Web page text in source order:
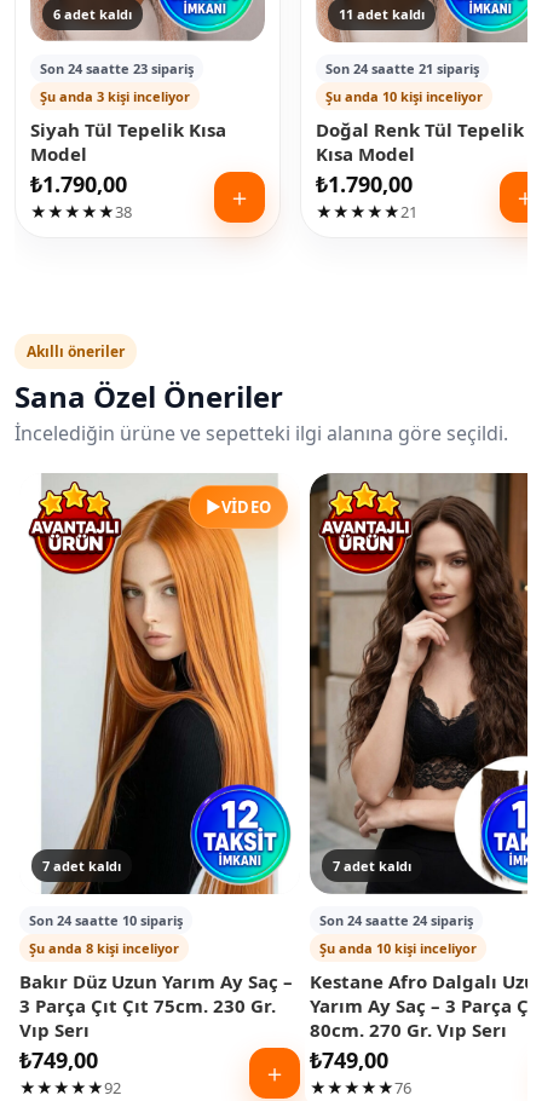
6 adet kaldı
Son 24 saatte 23 sipariş
Şu anda 3 kişi inceliyor
Siyah Tül Tepelik Kısa
Model
₺1.790,00
★★★★★38 ＋
11 adet kaldı
Son 24 saatte 21 sipariş
Şu anda 10 kişi inceliyor
Doğal Renk Tül Tepelik
Kısa Model
₺1.790,00
★★★★★21 ＋
Akıllı öneriler
Sana Özel Öneriler
İncelediğin ürüne ve sepetteki ilgi alanına göre seçildi.
7 adet kaldı
▶VIDEO
Son 24 saatte 10 sipariş
Şu anda 8 kişi inceliyor
Bakır Düz Uzun Yarım Ay Saç –
3 Parça Çıt Çıt 75cm. 230 Gr.
Vıp Serı
₺749,00
★★★★★92 ＋
7 adet kaldı
Son 24 saatte 24 sipariş
Şu anda 10 kişi inceliyor
Kestane Afro Dalgalı
Yarım Ay Saç – 3 Parça
80cm. 270 Gr. Vıp Serı
₺749,00
★★★★★76